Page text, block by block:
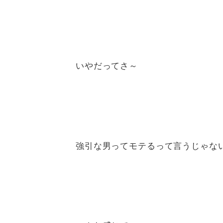
いやだってさ～
強引な男ってモテるって言うじゃな